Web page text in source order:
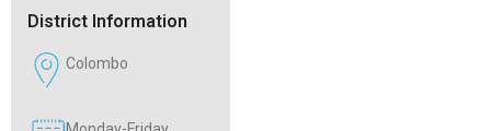
District Information
Colombo